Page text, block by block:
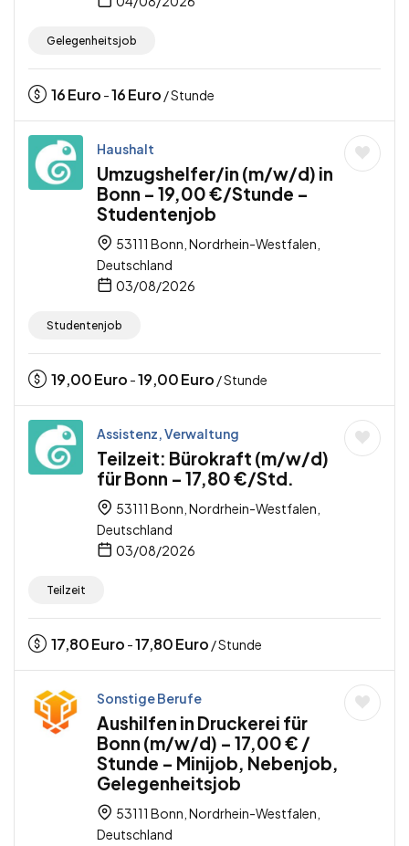
Gelegenheitsjob
16Euro -16Euro / Stunde
Haushalt
Umzugshelfer/in (m/w/d) in
Bonn – 19,00 €/Stunde –
Studentenjob
53111 Bonn, Nordrhein-Westfalen,
Deutschland
03/08/2026
Studentenjob
19,00Euro -19,00Euro / Stunde
Assistenz, Verwaltung
Teilzeit: Bürokraft (m/w/d)
für Bonn – 17,80 €/Std.
53111 Bonn, Nordrhein-Westfalen,
Deutschland
03/08/2026
Teilzeit
17,80Euro -17,80Euro / Stunde
Sonstige Berufe
Aushilfen in Druckerei für
Bonn (m/w/d) – 17,00 € /
Stunde – Minijob, Nebenjob,
Gelegenheitsjob
53111 Bonn, Nordrhein-Westfalen,
Deutschland